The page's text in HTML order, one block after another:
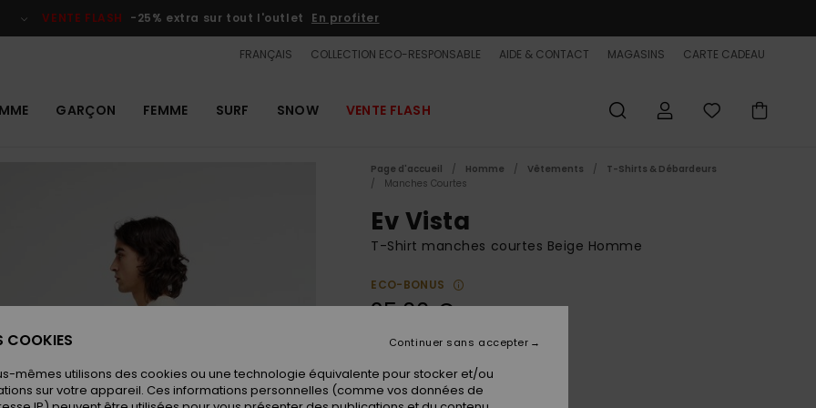
VENTE FLASH -25% extra sur tout l'outlet En profiter
FRANÇAIS COLLECTION ECO-RESPONSABLE AIDE & CONTACT MAGASINS CARTE CADEAU
GARÇON FEMME SURF SNOW VENTE FLASH
Page d'accueil Homme Vêtements
T-Shirts & Débardeurs
Manches Courtes
Ev Vista
T-Shirt manches courtes Beige Homme
ECO-BONUS
25,00 €
CouleurBone White
COOKIES
mêmes utilisons des cookies ou une technologie équivalente pour stocker et/ou
sur votre appareil. Ces informations personnelles (comme vos données de
Continuer sans accepter